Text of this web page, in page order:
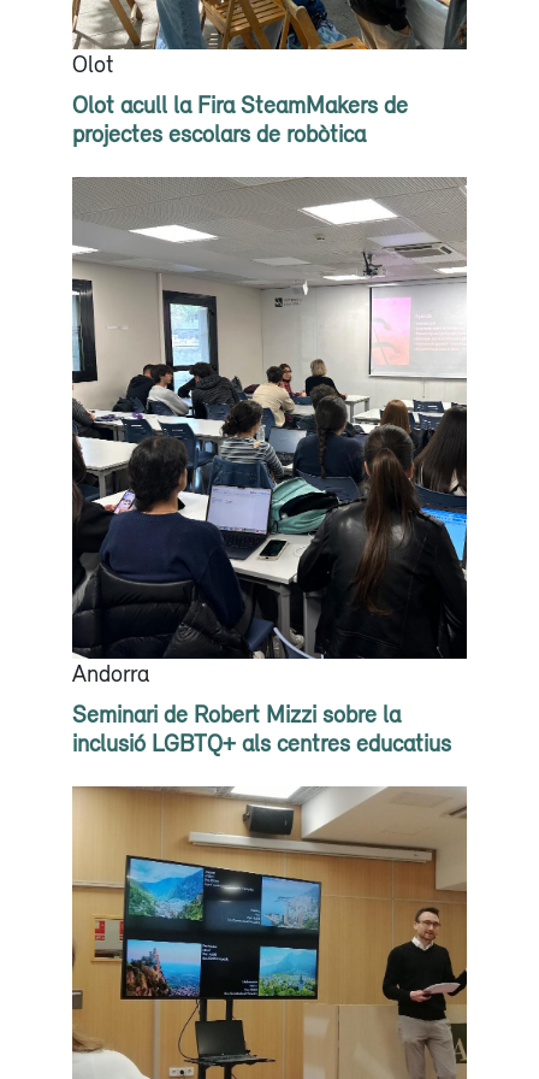
Olot
Olot acull la Fira SteamMakers de
projectes escolars de robòtica
Andorra
Seminari de Robert Mizzi sobre la
inclusió LGBTQ+ als centres educatius